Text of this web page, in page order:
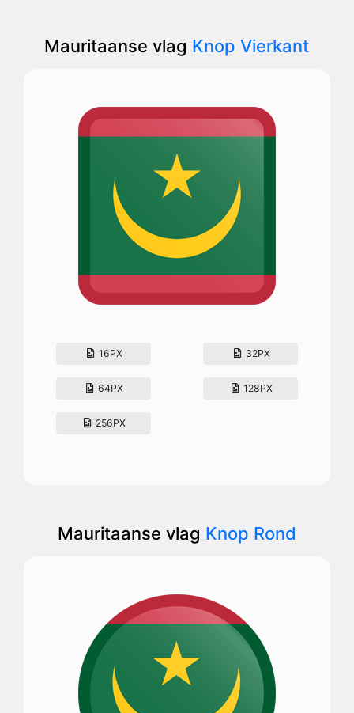
Mauritaanse vlag Knop Vierkant
16PX 32PX
64PX 128PX
256PX
Mauritaanse vlag Knop Rond